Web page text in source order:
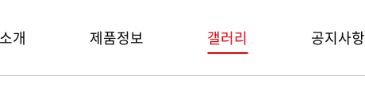
소개 제품정보 갤러리 공지사항